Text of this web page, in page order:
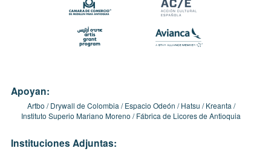
Apoyan:
Artbo Drywall de Colombia Espacio Odeón Hatsu
Kreanta
Instituto Superio Mariano Moreno
Fábrica de Licores de Antioquia
Instituciones Adjuntas: